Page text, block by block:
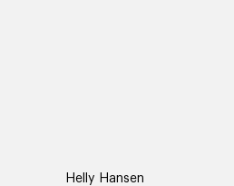
Helly Hansen